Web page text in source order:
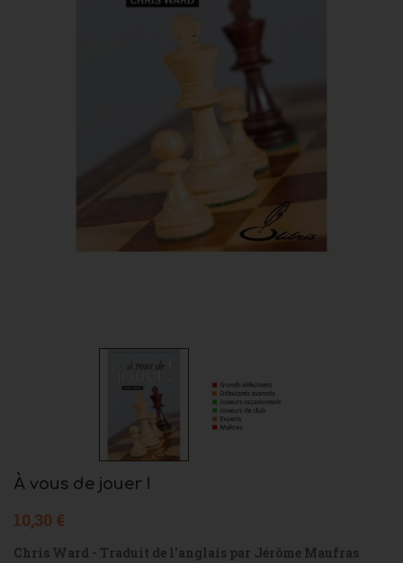
À vous de jouer !
10,30 €
Chris Ward - Traduit de l'anglais par Jérôme Maufras